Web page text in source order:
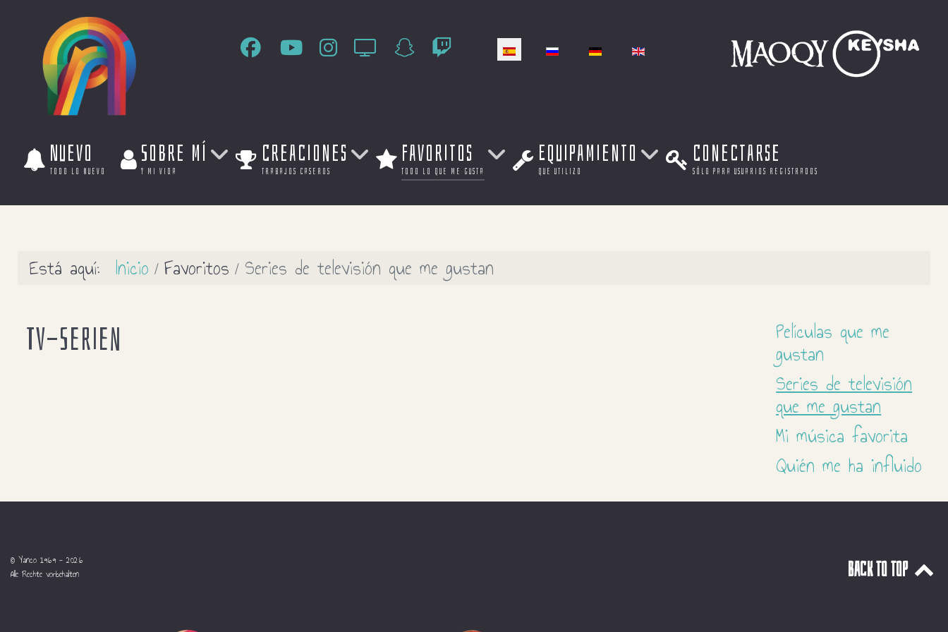
Seleccione su idioma
Nuevo
todo lo nuevo
Sobre mí
y mi vida
Creaciones
trabajos caseros
Favoritos
todo lo que me gusta
Equipamiento
que utilizo
Conectarse
sólo para usuarios registrados
Está aquí: Inicio Favoritos Series de televisión que me gustan
TV-Serien Películas que me
gustan
Series de televisión
que me gustan
Mi música favorita
Quién me ha influido
© Yanco 1969 - 2026
Alle Rechte vorbehalten
Back to top